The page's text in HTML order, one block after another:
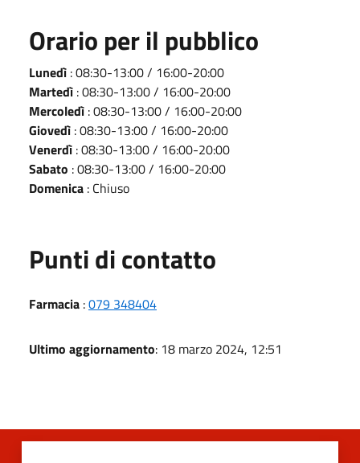
Orario per il pubblico
Lunedì : 08:30-13:00 / 16:00-20:00
Martedì : 08:30-13:00 / 16:00-20:00
Mercoledì : 08:30-13:00 / 16:00-20:00
Giovedì : 08:30-13:00 / 16:00-20:00
Venerdì : 08:30-13:00 / 16:00-20:00
Sabato : 08:30-13:00 / 16:00-20:00
Domenica : Chiuso
Punti di contatto
Farmacia :079 348404
Ultimo aggiornamento: 18 marzo 2024, 12:51